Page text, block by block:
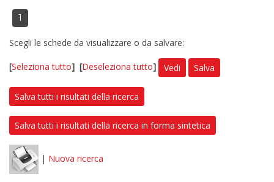
1
Scegli le schede da visualizzare o da salvare:
[Seleziona tutto] [Deseleziona tutto] Vedi Salva
Salva tutti i risultati della ricerca
Salva tutti i risultati della ricerca in forma sintetica
| Nuova ricerca